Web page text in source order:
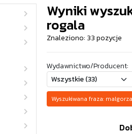
Wyniki
rogala
Znaleziono: 33 pozycje
Wydawnictwo/Producent:
Wyszukiwana fraza: